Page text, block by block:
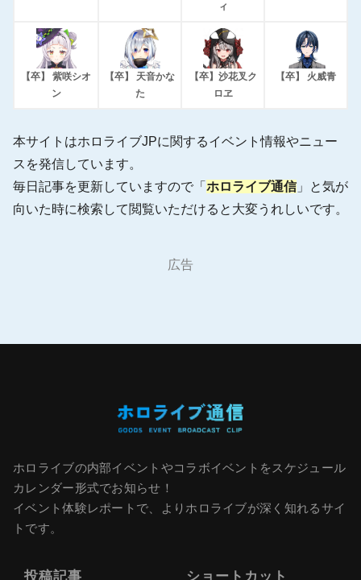
ィ
【卒】 紫咲シオ
ン
【卒】 天音かな
た
【卒】沙花叉ク
ロヱ
【卒】 火威青
本サイトはホロライブJPに関するイベント情報やニュー
スを発信しています。
毎日記事を更新していますので「 ホロライブ通信 」と気が
向いた時に検索して閲覧いただけると大変うれしいです。
広告
ホロライブの内部イベントやコラボイベントをスケジュール
カレンダー形式でお知らせ！
イベント体験レポートで、よりホロライブが深く知れるサイ
トです。
投稿記事 ショートカット